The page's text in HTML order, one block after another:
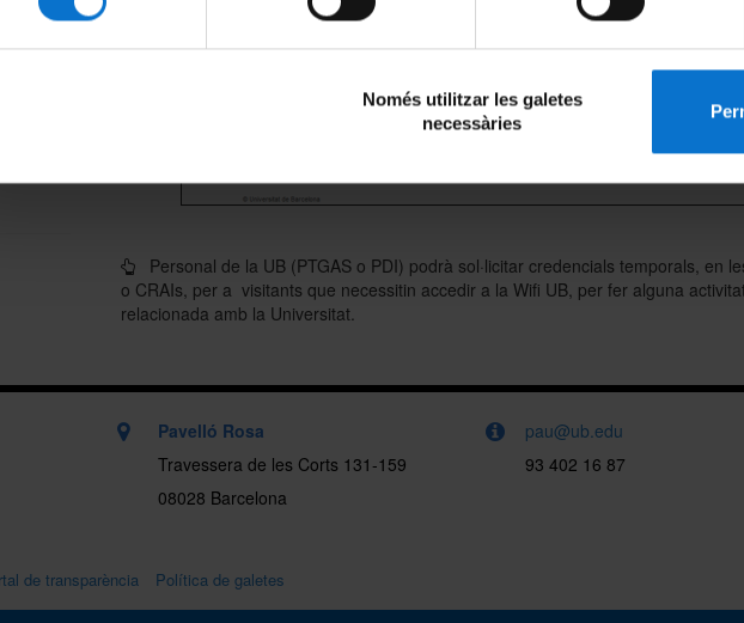
Només utilitzar les galetes
necessàries
de la
Personal de la UB (PTGAS o PDI) podrà sol·licitar credencials temporals, en
o CRAIs, per a visitants que necessitin accedir a la Wifi UB, per fer alguna
relacionada amb la Universitat.
Pavelló Rosa
Travessera de les Corts 131-159
08028 Barcelona
pau@ub.edu
93 402 16 87
de transparència Política de galetes